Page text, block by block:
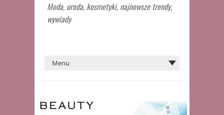
Moda, uroda, kosmetyki, najnowsze trendy,
wywiady